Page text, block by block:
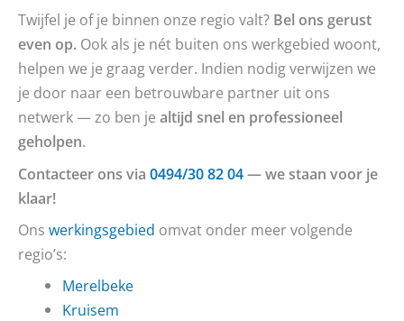
Twijfel je of je binnen onze regio valt? Bel ons gerust
even op. Ook als je nét buiten ons werkgebied woont,
helpen we je graag verder. Indien nodig verwijzen we
je door naar een betrouwbare partner uit ons
netwerk — zo ben je altijd snel en professioneel
geholpen.
Contacteer ons via 0494/30 82 04— we staan voor je
klaar!
Ons werkingsgebied omvat onder meer volgende
regio’s:
Merelbeke
Kruisem